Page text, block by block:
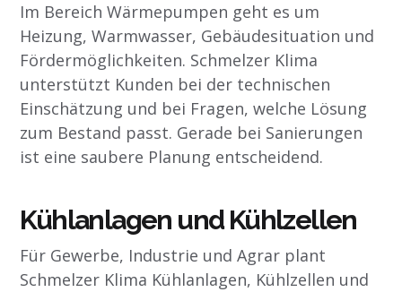
Im Bereich Wärmepumpen geht es um
Heizung, Warmwasser, Gebäudesituation und
Fördermöglichkeiten. Schmelzer Klima
unterstützt Kunden bei der technischen
Einschätzung und bei Fragen, welche Lösung
zum Bestand passt. Gerade bei Sanierungen
ist eine saubere Planung entscheidend.
Kühlanlagen und Kühlzellen
Für Gewerbe, Industrie und Agrar plant
Schmelzer Klima Kühlanlagen, Kühlzellen und